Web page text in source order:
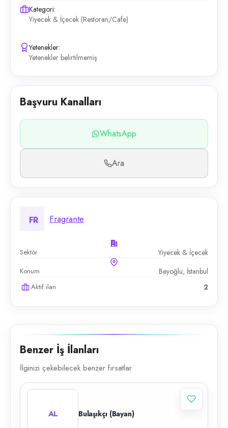
Kategori:
Yiyecek & İçecek (Restoran/Cafe)
Yetenekler:
Yetenekler belirtilmemiş
Başvuru Kanalları
WhatsApp
Ara
FR Fragrante
Sektör Yiyecek & İçecek
Konum Beyoğlu, İstanbul
Aktif ilan 2
Benzer İş İlanları
İlginizi çekebilecek benzer fırsatlar
AL Bulaşıkçı (Bayan)